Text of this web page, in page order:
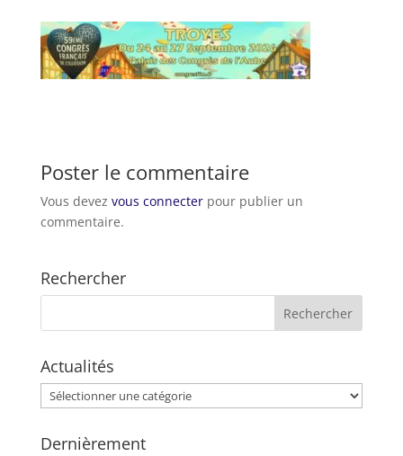
Poster le commentaire
Vous devez vous connecterpour publier un
commentaire.
Rechercher
Actualités
Actualités
Dernièrement